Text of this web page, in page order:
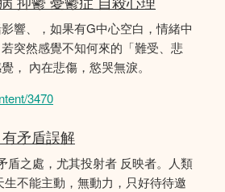
響、，如果有G中心空白，情緒中
突然感覺不知何來的「難受、悲
， 內在悲傷，慾哭無淚。
3470
矛盾誤解
盾之處，尤其投射者 反映者。人類
不能主動，無動力，只好待待邀